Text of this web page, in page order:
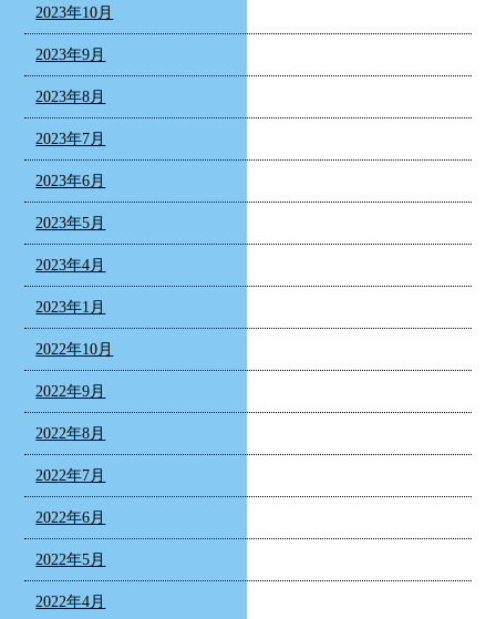
2023年10月
2023年9月
2023年8月
2023年7月
2023年6月
2023年5月
2023年4月
2023年1月
2022年10月
2022年9月
2022年8月
2022年7月
2022年6月
2022年5月
2022年4月